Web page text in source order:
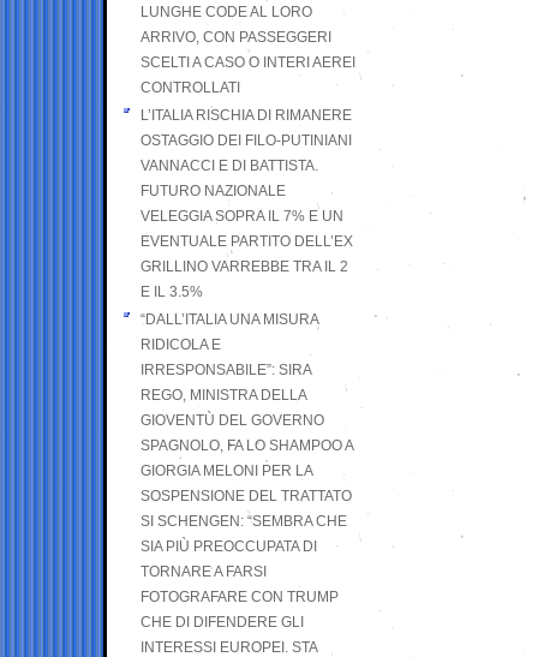
LUNGHE CODE AL LORO
ARRIVO, CON PASSEGGERI
SCELTI A CASO O INTERI AEREI
CONTROLLATI
L’ITALIA RISCHIA DI RIMANERE
OSTAGGIO DEI FILO-PUTINIANI
VANNACCI E DI BATTISTA.
FUTURO NAZIONALE
VELEGGIA SOPRA IL 7% E UN
EVENTUALE PARTITO DELL’EX
GRILLINO VARREBBE TRA IL 2
E IL 3.5%
“DALL’ITALIA UNA MISURA
RIDICOLA E
IRRESPONSABILE”: SIRA
REGO, MINISTRA DELLA
GIOVENTÙ DEL GOVERNO
SPAGNOLO, FA LO SHAMPOO A
GIORGIA MELONI PER LA
SOSPENSIONE DEL TRATTATO
SI SCHENGEN: “SEMBRA CHE
SIA PIÙ PREOCCUPATA DI
TORNARE A FARSI
FOTOGRAFARE CON TRUMP
CHE DI DIFENDERE GLI
INTERESSI EUROPEI. STA